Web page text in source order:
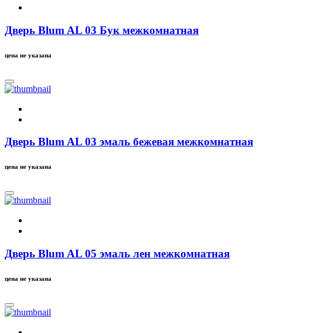
Дверь Blum AL 03 Бук межкомнатная
цена не указана
Дверь Blum AL 03 эмаль бежевая межкомнатная
цена не указана
Дверь Blum AL 05 эмаль лен межкомнатная
цена не указана